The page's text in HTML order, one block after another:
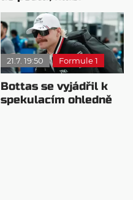
Cadillac
21.7. 19:50 Formule 1
Bottas se vyjádřil k
spekulacím ohledně